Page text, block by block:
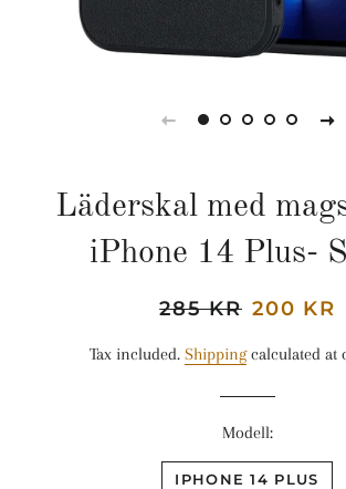
Läderskal med
iPhone 14 Plus-
Regular
285 KR Sale
200 KR
Tax included. Shippingcalculated at
Modell:
IPHONE 14 PLUS